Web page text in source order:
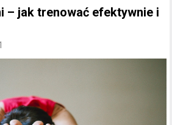
– jak trenować efektywnie i